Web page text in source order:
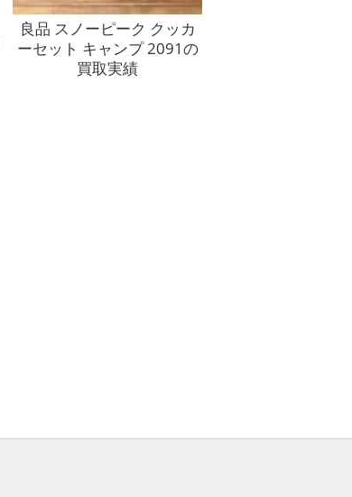
良品 スノーピーク クッカ
ーセット キャンプ 2091の
買取実績